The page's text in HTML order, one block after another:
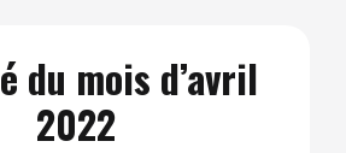
du mois d’avril
2022